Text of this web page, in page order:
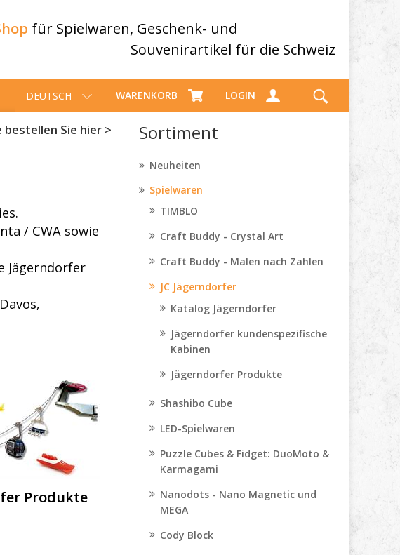
für Spielwaren, Geschenk- und
Souvenirartikel für die Schweiz
DEUTSCH WARENKORB LOGIN
Sortiment
Neuheiten
Spielwaren
TIMBLO
Craft Buddy - Crystal Art
Craft Buddy - Malen nach Zahlen
JC Jägerndorfer
Katalog Jägerndorfer
Jägerndorfer kundenspezifische
Kabinen
Jägerndorfer Produkte
Shashibo Cube
LED-Spielwaren
Puzzle Cubes & Fidget: DuoMoto &
Karmagami
Nanodots - Nano Magnetic und
MEGA
Cody Block
bestellen Sie hier >
/ CWA sowie
Jägerndorfer
Produkte